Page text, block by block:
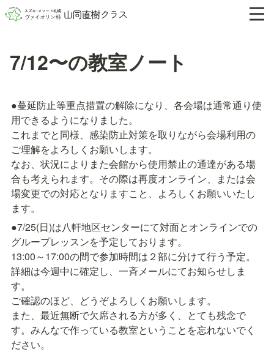
7/12〜の教室ノート
●蔓延防止等重点措置の解除になり、各会場は通常通り使
用できるようになりました。
これまでと同様、感染防止対策を取りながら会場利用の
ご理解をよろしくお願いします。
なお、状況によりまた会館から使用禁止の通達がある場
合も考えられます。その際は再度オンライン、または会
場変更での対応となりますこと、よろしくお願いいたし
ます。
●7/25(日)は八軒地区センターにて対面とオンラインでの
グループレッスンを予定しております。
13:00～17:00の間で参加時間は２部に分けて行う予定。
詳細は今週中に確定し、一斉メールにてお知らせしま
す。
ご確認のほど、どうぞよろしくお願いします。
また、最近無断で欠席される方が多く、とても残念で
す。みんなで作っている教室ということを忘れないでく
ださい。